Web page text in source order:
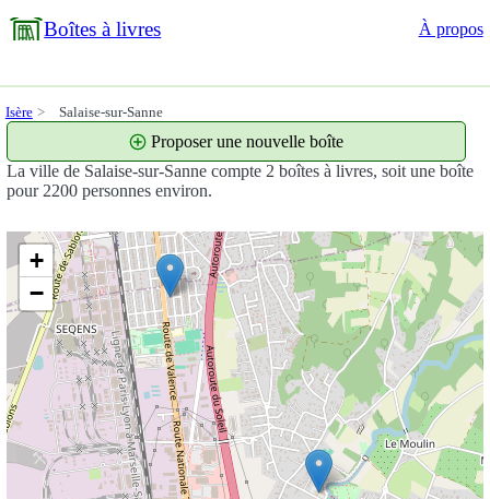
Boîtes à livres À propos
Isère Salaise-sur-Sanne
La ville de Salaise-sur-Sanne compte 2 boîtes à livres, soit une boîte
pour 2200 personnes environ.
Proposer une nouvelle boîte
+
−